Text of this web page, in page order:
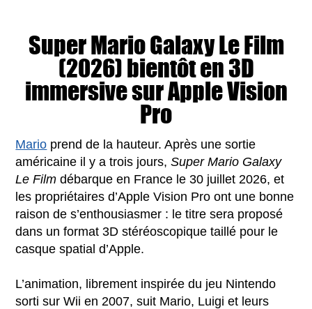
Super Mario Galaxy Le Film
(2026) bientôt en 3D
immersive sur Apple Vision
Pro
Mario prend de la hauteur. Après une sortie
américaine il y a trois jours,Super Mario Galaxy
Le Film débarque en France le 30 juillet 2026, et
les propriétaires d’Apple Vision Pro ont une bonne
raison de s’enthousiasmer : le titre sera proposé
dans un format 3D stéréoscopique taillé pour le
casque spatial d’Apple.
L’animation, librement inspirée du jeu Nintendo
sorti sur Wii en 2007, suit Mario, Luigi et leurs